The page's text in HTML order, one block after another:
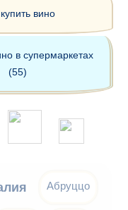
вино
в супермаркетах
(55)
Абруццо